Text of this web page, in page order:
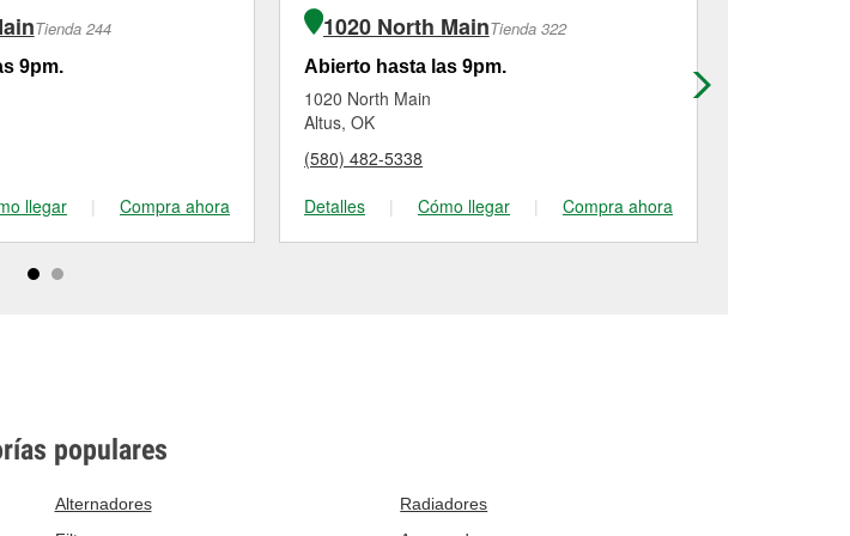
Tienda 244
9pm.
llegar | Compra ahora
1020 North MainTienda 322
Abierto hasta las 9pm.
1020 North Main
Altus, OK
(580) 482-5338
Detalles
| Cómo llegar | Compra ahora
populares
Alternadores
Radiadores